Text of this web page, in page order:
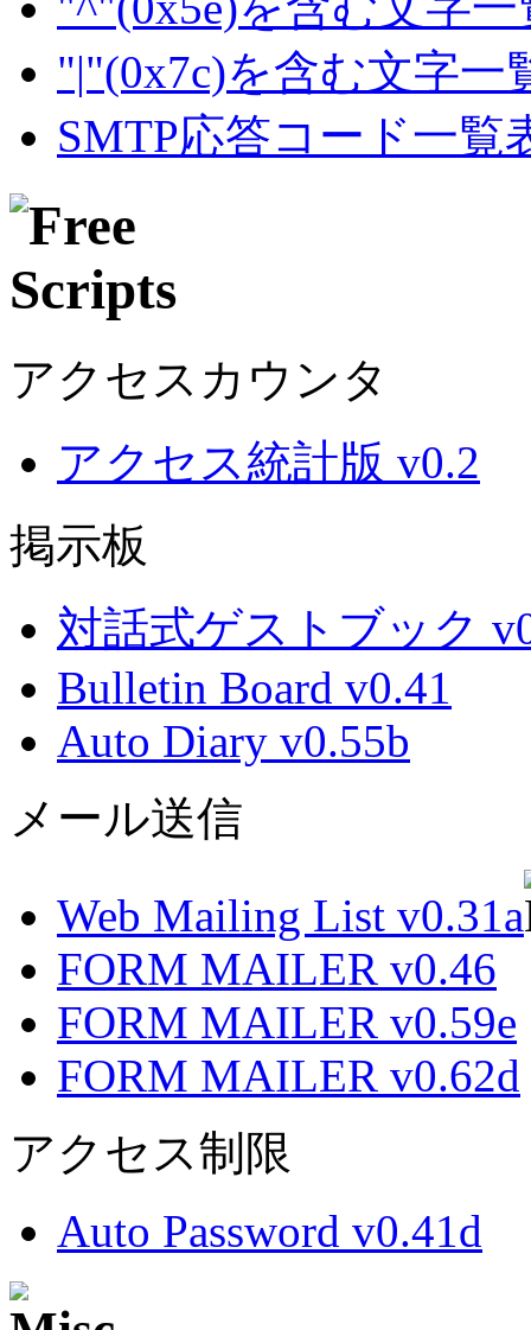
"|"(0x7c)を含む文字一
SMTP応答コード一覧
アクセスカウンタ
アクセス統計版 v0.2
掲示板
対話式ゲストブック
Bulletin Board v0.41
Auto Diary v0.55b
メール送信
Web Mailing List v0.31a
FORM MAILER v0.46
FORM MAILER v0.59e
FORM MAILER v0.62d
アクセス制限
Auto Password v0.41d